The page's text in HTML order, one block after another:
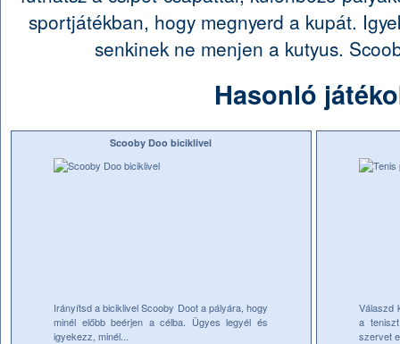
sportjátékban, hogy megnyerd a kupát.
senkinek ne menjen a kutyus.
Hasonló
Scooby Doo biciklivel
Irányítsd a biciklivel Scooby Doot a pályára, hogy
minél előbb beérjen a célba. Ügyes legyél és
igyekezz, minél...
Válaszd
a
szervet